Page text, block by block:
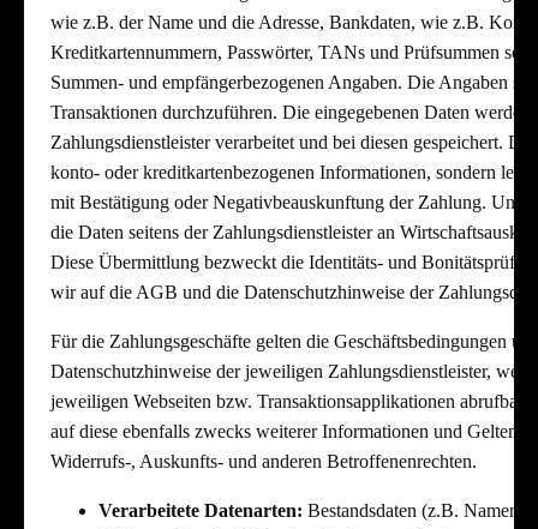
wie z.B. der Name und die Adresse, Bankdaten, wie z.B.
Kreditkartennummern, Passwörter, TANs und Prüfsummen
Summen- und empfängerbezogenen Angaben. Die Angaben
Transaktionen durchzuführen. Die eingegebenen Daten
Zahlungsdienstleister verarbeitet und bei diesen gespeichert.
konto- oder kreditkartenbezogenen Informationen, sondern
mit Bestätigung oder Negativbeauskunftung der Zahlung.
die Daten seitens der Zahlungsdienstleister an
Diese Übermittlung bezweckt die Identitäts- und
wir auf die AGB und die Datenschutzhinweise der
Für die Zahlungsgeschäfte gelten die Geschäftsbedingungen
Datenschutzhinweise der jeweiligen Zahlungsdienstleister,
jeweiligen Webseiten bzw. Transaktionsapplikationen abrufbar
auf diese ebenfalls zwecks weiterer Informationen und
Widerrufs-, Auskunfts- und anderen Betroffenenrechten.
Verarbeitete Datenarten: Bestandsdaten (z.B. Namen,